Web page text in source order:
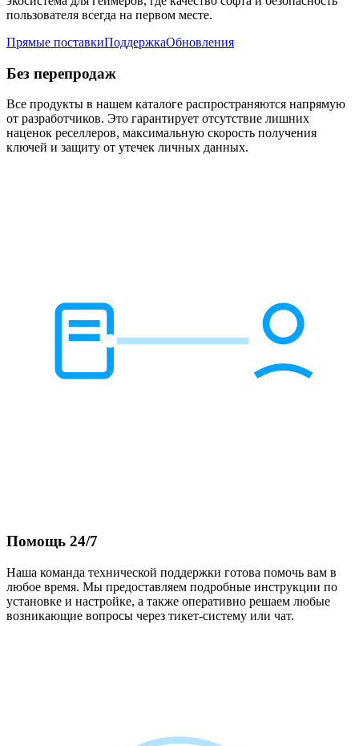
пользователя всегда на первом месте.
Прямые поставкиПоддержкаОбновления
Без перепродаж
Все продукты в нашем каталоге распространяются напрямую
от разработчиков. Это гарантирует отсутствие лишних
наценок реселлеров, максимальную скорость получения
ключей и защиту от утечек личных данных.
Помощь 24/7
Наша команда технической поддержки готова помочь вам в
любое время. Мы предоставляем подробные инструкции по
установке и настройке, а также оперативно решаем любые
возникающие вопросы через тикет-систему или чат.